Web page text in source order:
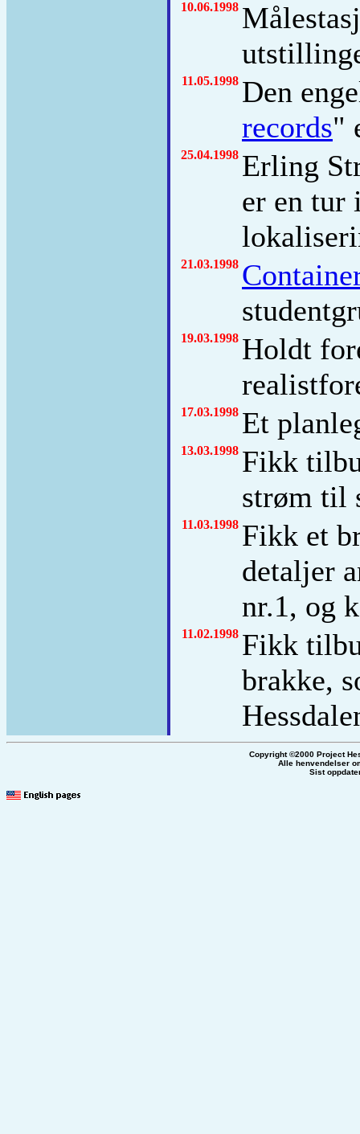
10.06.1998
11.05.1998 Den
records"
25.04.1998 Erling
er en tur
21.03.1998
19.03.1998 Holdt
17.03.1998 Et
13.03.1998 Fikk
strøm til
11.03.1998 Fikk et
detaljer
nr.1, og
11.02.1998 Fikk
brakke,
Copyright ©2000 Project
Alle henvendelser
Sist